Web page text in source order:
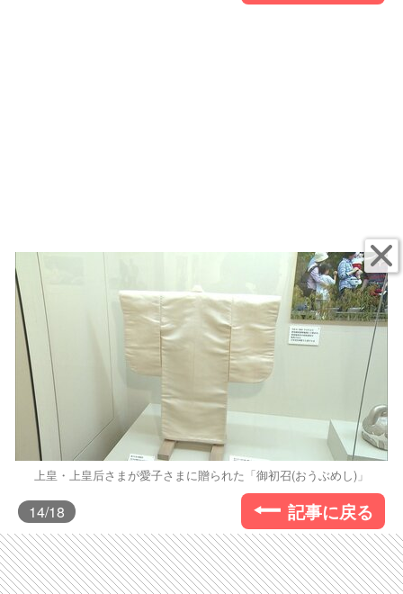
上皇・上皇后さまが愛子さまに贈られた「御初召(おうぶめし)」
14/18 記事に戻る